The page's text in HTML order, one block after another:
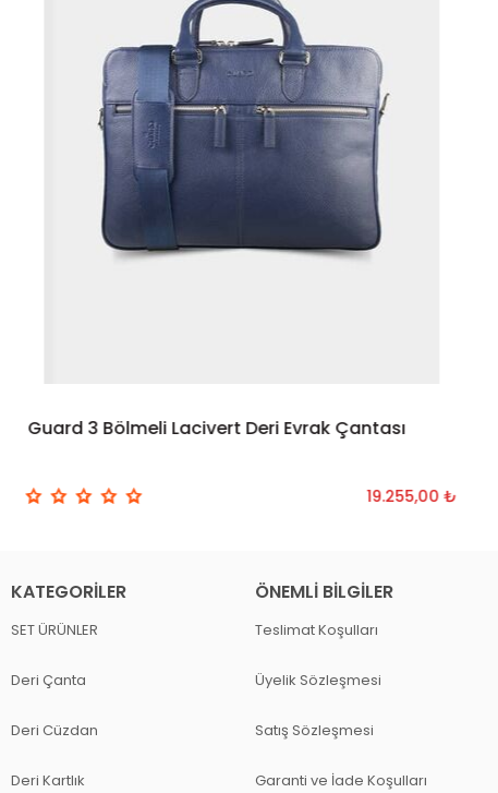
Guard 3 Bölmeli Lacivert Deri Evrak Çantası
19.255,00 ₺
KATEGORILER
SET ÜRÜNLER
Deri Çanta
Deri Cüzdan
Deri Kartlık
ÖNEMLI BILGILER
Teslimat Koşulları
Üyelik Sözleşmesi
Satış Sözleşmesi
Garanti ve İade Koşulları